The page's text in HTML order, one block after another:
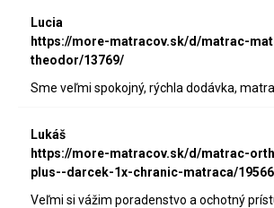
Lucia
https://more-matracov.sk/d/matrac-
theodor/13769/
Sme veľmi spokojný, rýchla dodávka,
Lukáš
https://more-matracov.sk/d/matrac-
plus--darcek-1x-chranic-matraca/19566
Veľmi si vážim poradenstvo a ochotný